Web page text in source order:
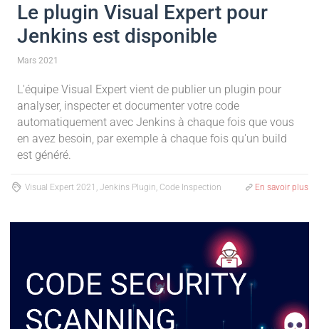
Le plugin Visual Expert pour
Jenkins est disponible
Mars 2021
L'équipe Visual Expert vient de publier un plugin pour
analyser, inspecter et documenter votre code
automatiquement avec Jenkins à chaque fois que vous
en avez besoin, par exemple à chaque fois qu'un build
est généré.
Visual Expert 2021, Jenkins Plugin, Code Inspection En savoir plus